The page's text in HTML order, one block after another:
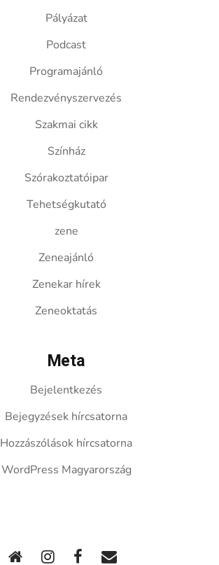
Pályázat
Podcast
Programajánló
Rendezvényszervezés
Szakmai cikk
Színház
Szórakoztatóipar
Tehetségkutató
zene
Zeneajánló
Zenekar hírek
Zeneoktatás
Meta
Bejelentkezés
Bejegyzések hírcsatorna
Hozzászólások hírcsatorna
WordPress Magyarország